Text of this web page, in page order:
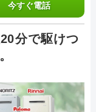
今すぐ電話
分で駆けつ